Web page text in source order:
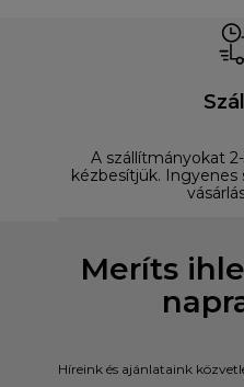
A szállítmányokat
kézbesítjük. Ingyenes
Meríts
Híreink és ajánlataink